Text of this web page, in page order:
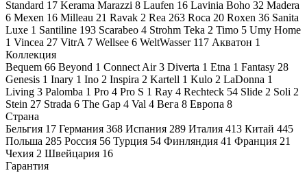
Standard 17 Kerama Marazzi 8 Laufen 16 Lavinia Boho 32 Madera
6 Mexen 16 Milleau 21 Ravak 2 Rea 263 Roca 20 Roxen 36 Sanita
Luxe 1 Santiline 193 Scarabeo 4 Strohm Teka 2 Timo 5 Umy Home
1 Vincea 27 VitrA 7 Wellsee 6 WeltWasser 117 Акватон 1
Коллекция
Bequem 66 Beyond 1 Connect Air3 Diverta 1 Etna 1 Fantasy 28
Genesis 1 Inary 1 Ino 2 Inspira 2 Kartell 1 Kulo 2 LaDonna 1
Living 3 Palomba 1 Pro 4 Pro S 1 Ray 4 Rechteck 54 Slide 2 Soli 2
Stein 27 Strada 6 The Gap 4 Val 4 Вега 8 Европа 8
Страна
Бельгия 17 Германия 368 Испания 289 Италия 413 Китай 445
Польша 285 Россия 56 Турция 54 Финляндия 41 Франция 21
Чехия 2 Швейцария 16
Гарантия